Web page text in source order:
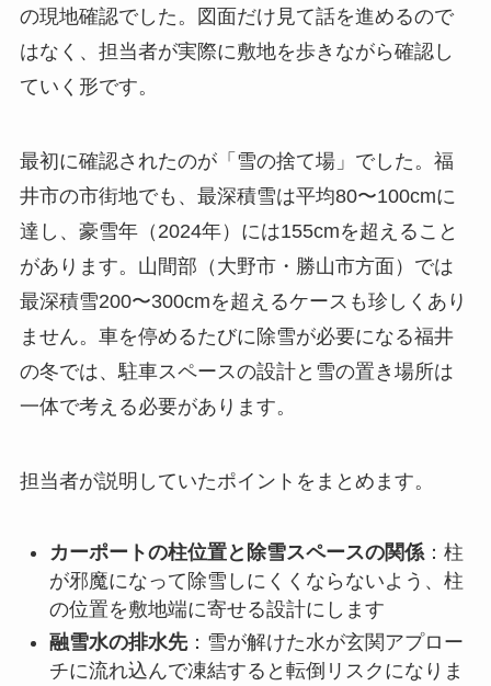
の現地確認でした。図面だけ見て話を進めるので
はなく、担当者が実際に敷地を歩きながら確認し
ていく形です。
最初に確認されたのが「雪の捨て場」でした。福
井市の市街地でも、最深積雪は平均80〜100cmに
達し、豪雪年（2024年）には155cmを超えること
があります。山間部（大野市・勝山市方面）では
最深積雪200〜300cmを超えるケースも珍しくあり
ません。車を停めるたびに除雪が必要になる福井
の冬では、駐車スペースの設計と雪の置き場所は
一体で考える必要があります。
担当者が説明していたポイントをまとめます。
カーポートの柱位置と除雪スペースの関係：柱
が邪魔になって除雪しにくくならないよう、柱
の位置を敷地端に寄せる設計にします
融雪水の排水先：雪が解けた水が玄関アプロー
チに流れ込んで凍結すると転倒リスクになりま